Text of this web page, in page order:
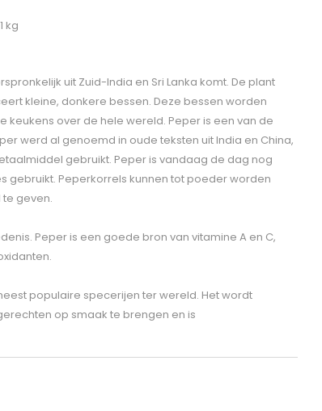
kg
uit Zuid-India en Sri Lanka komt. De plant
kleine, donkere bessen. Deze bessen worden
keukens over de hele wereld. Peper is een van de
werd al genoemd in oude teksten uit India en China,
gebruikt. Peper is vandaag de dag nog
gebruikt. Peperkorrels kunnen tot poeder worden
geven.
Peper is een goede bron van vitamine A en C,
populaire specerijen ter wereld. Het wordt
op smaak te brengen en is